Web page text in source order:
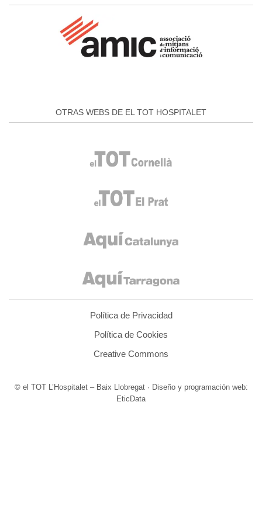
OTRAS WEBS DE EL TOT HOSPITALET
Política de Privacidad
Política de Cookies
Creative Commons
© el TOT L’Hospitalet – Baix Llobregat · Diseño y programación web:
EticData